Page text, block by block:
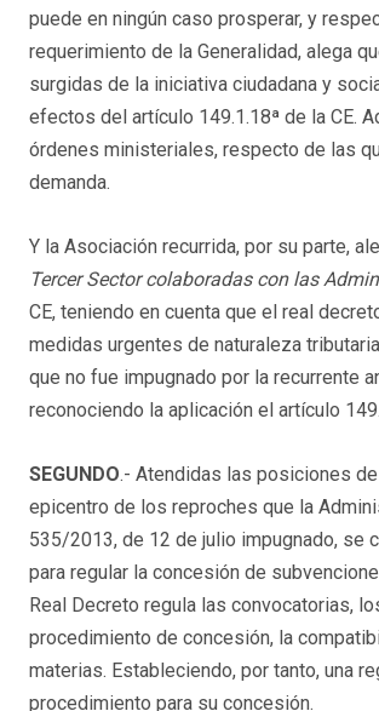
puede en ningún caso prosperar, y
requerimiento de la Generalidad, alega
surgidas de la iniciativa ciudadana y
efectos del artículo 149.1.18ª de la CE.
órdenes ministeriales, respecto de las
demanda.
Y la Asociación recurrida, por su parte,
Tercer Sector colaboradas con las
CE, teniendo en cuenta que el real
medidas urgentes de naturaleza
que no fue impugnado por la recurrente
reconociendo la aplicación el artículo
SEGUNDO.- Atendidas las posiciones
epicentro de los reproches que la
535/2013, de 12 de julio impugnado, se
para regular la concesión de
Real Decreto regula las convocatorias,
procedimiento de concesión, la
materias. Estableciendo, por tanto, una
procedimiento para su concesión.